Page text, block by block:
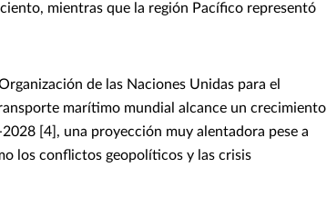
mientras que la región Pacífico representó
de las Naciones Unidas para el
marítimo mundial alcance un crecimiento
[4], una proyección muy alentadora pese a
los conflictos geopolíticos y las crisis